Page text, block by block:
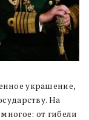
украшение,
На
от гибели